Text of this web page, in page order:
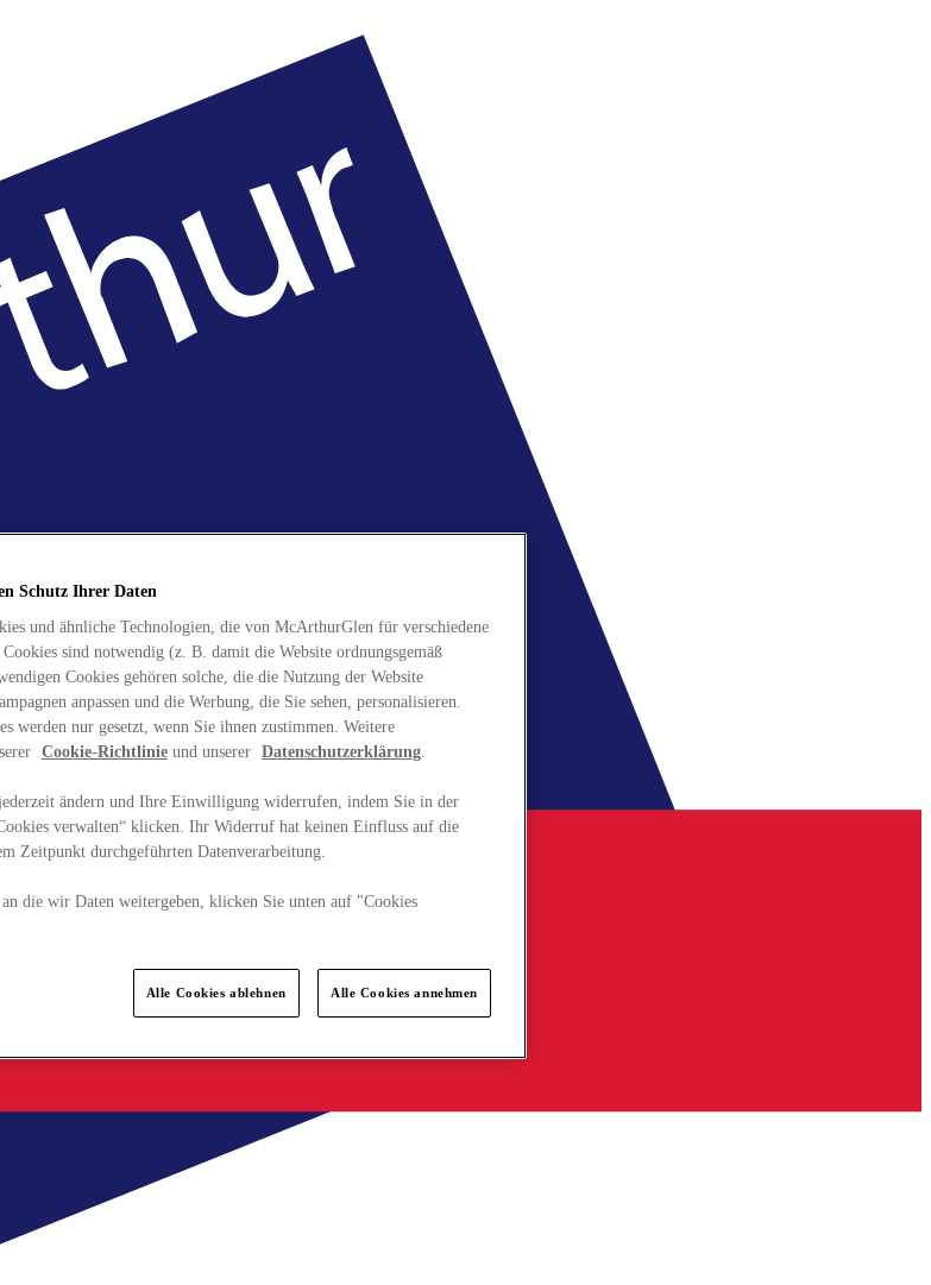
Schutz Ihrer Daten
und ähnliche Technologien, die von McArthurGlen für verschiedene
sind notwendig (z. B. damit die Website ordnungsgemäß
Cookies gehören solche, die die Nutzung der Website
anpassen und die Werbung, die Sie sehen, personalisieren.
werden nur gesetzt, wenn Sie ihnen zustimmen. Weitere
Cookie-Richtlinie und unserer Datenschutzerklärung.
ändern und Ihre Einwilligung widerrufen, indem Sie in der
verwalten“ klicken. Ihr Widerruf hat keinen Einfluss auf die
Zeitpunkt durchgeführten Datenverarbeitung.
die wir Daten weitergeben, klicken Sie unten auf "Cookies
Alle Cookies ablehnen Alle Cookies annehmen